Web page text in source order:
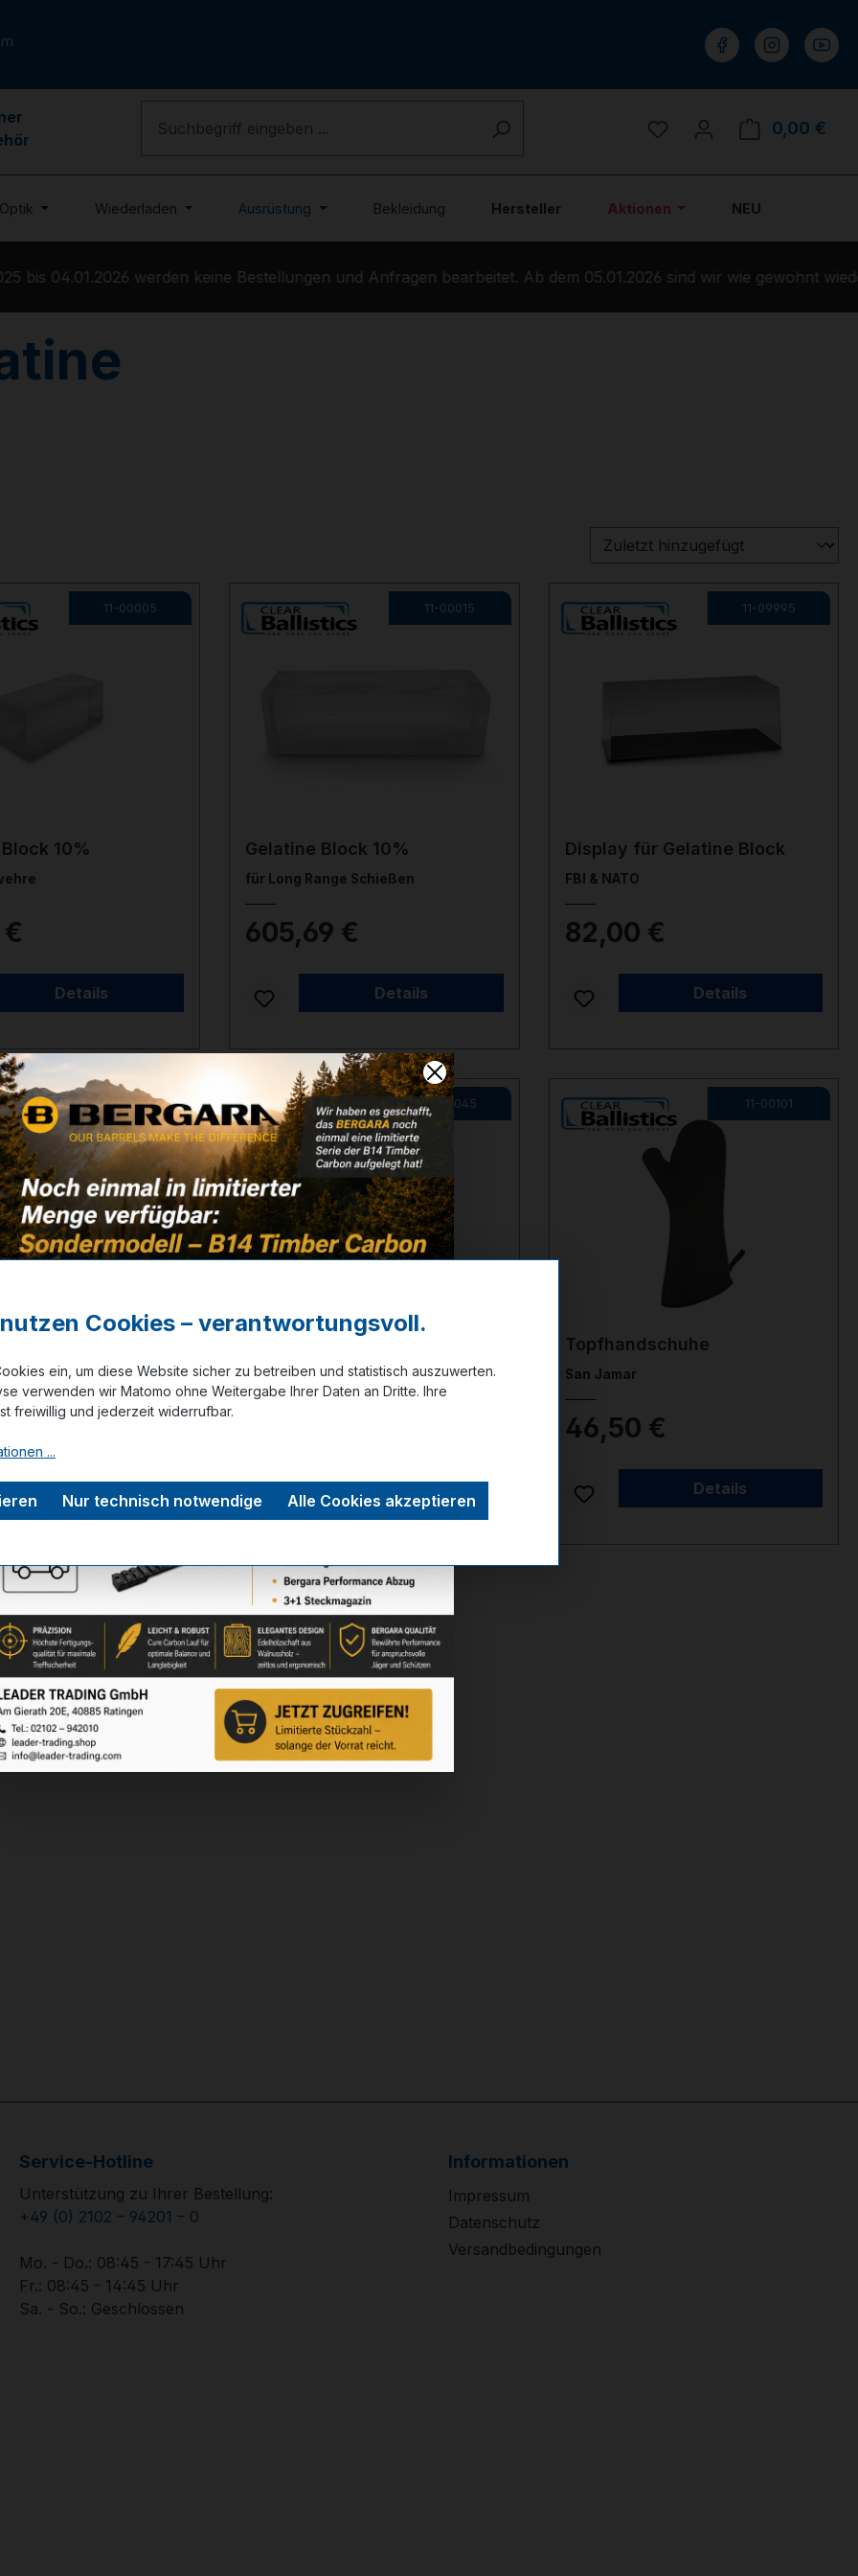
Du hast 0 Produkte auf
0,00 €
Optik Wiederladen Ausrüstung Bekleidung Hersteller Aktionen NEU
04.01.2026 werden keine Bestellungen und Anfragen bearbeitet. Ab dem 05.01.2026 sind wir wie gewohnt
11-00005
10%
Details
11-00015
Gelatine Block 10%
für Long Range Schießen
605,69 €
Auf Lager
Details
11-09995
Display für Gelatine Block
FBI & NATO
82,00 €
Auf Lager
Details
11-00031
€
11-00045
SWAT, voll
11-00101
Topfhandschuhe
San Jamar
46,50 €
Auf Lager
Details
Service-Hotline
Unterstützung zu Ihrer Bestellung:
+49 (0) 2102 – 94201 – 0
Mo. - Do.: 08:45 - 17:45 Uhr
Fr.: 08:45 - 14:45 Uhr
Sa. - So.: Geschlossen
Informationen
Impressum
Datenschutz
Versandbedingungen
Cookies – verantwortungsvoll.
ein, um diese Website sicher zu betreiben und statistisch auszuwerten.
verwenden wir Matomo ohne Weitergabe Ihrer Daten an Dritte. Ihre
freiwillig und jederzeit widerrufbar.
...
Nur technisch notwendige Alle Cookies akzeptieren